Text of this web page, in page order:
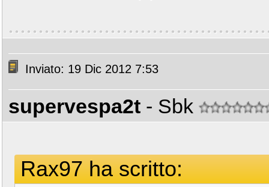
Inviato: 19 Dic 2012 7:53
supervespa2t - Sbk
Rax97 ha scritto: